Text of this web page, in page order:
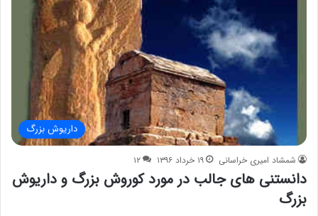
داریوش بزرگ
شمشاد امیری خراسانی ۱۹ خرداد ۱۳۹۶ ۱۲
دانستنی های جالب در مورد کوروش بزرگ و داریوش
بزرگ